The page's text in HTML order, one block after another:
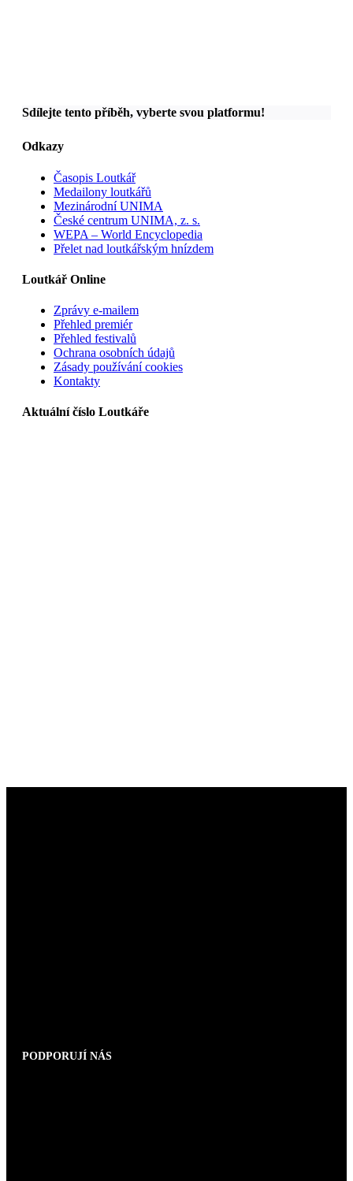
Sdílejte tento příběh, vyberte svou platformu!
Odkazy
Časopis Loutkář
Medailony loutkářů
Mezinárodní UNIMA
České centrum UNIMA, z. s.
WEPA – World Encyclopedia
Přelet nad loutkářským hnízdem
Loutkář Online
Zprávy e-mailem
Přehled premiér
Přehled festivalů
Ochrana osobních údajů
Zásady používání cookies
Kontakty
Aktuální číslo Loutkáře
PODPORUJÍ NÁS